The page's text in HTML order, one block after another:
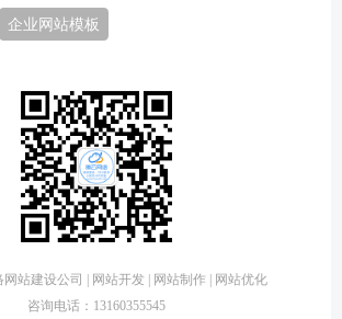
企业网站模板
站建设公司 | 网站开发 | 网站制作 | 网站优化
咨询电话：13160355545